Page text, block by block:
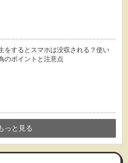
をするとスマホは没収される？使い
のポイントと注意点
っと見る